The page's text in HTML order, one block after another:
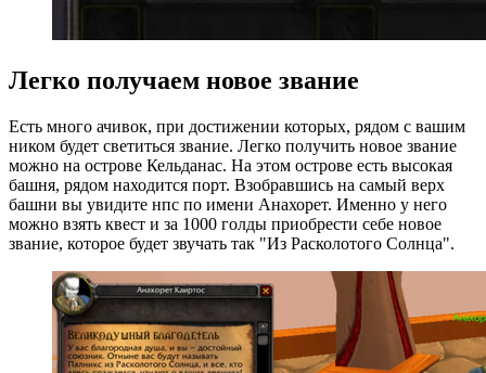
Легко получаем новое звание
Есть много ачивок, при достижении которых, рядом с вашим
ником будет светиться звание. Легко получить новое звание
можно на острове Кельданас. На этом острове есть высокая
башня, рядом находится порт. Взобравшись на самый верх
башни вы увидите нпс по имени Анахорет. Именно у него
можно взять квест и за 1000 голды приобрести себе новое
звание, которое будет звучать так "Из Расколотого Солнца".